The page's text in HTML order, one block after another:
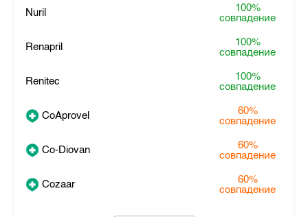
Nuril
100%
совпадение
Renapril
100%
совпадение
Renitec
100%
совпадение
CoAprovel
60%
совпадение
Co-Diovan
60%
совпадение
Cozaar
60%
совпадение